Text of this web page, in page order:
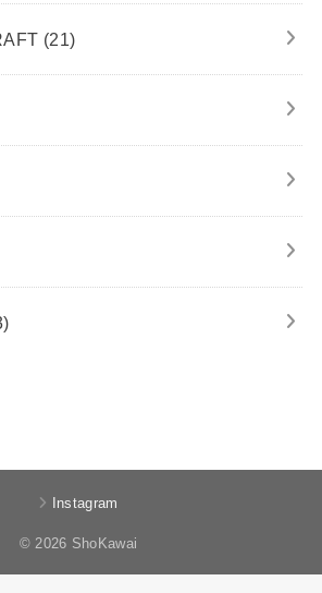
(21)
Instagram
© 2026 ShoKawai